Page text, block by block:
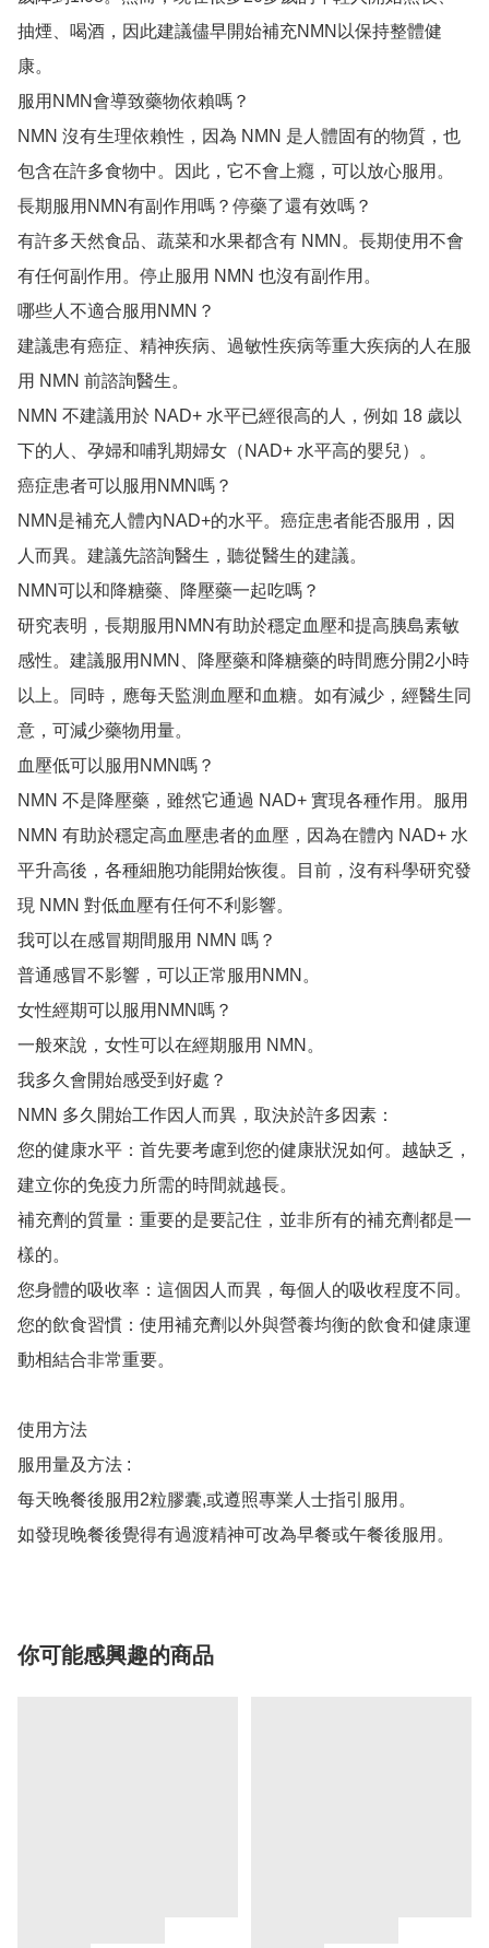
抽煙、喝酒，因此建議儘早開始補充NMN以保持整體健
康。
服用NMN會導致藥物依賴嗎？
NMN 沒有生理依賴性，因為 NMN 是人體固有的物質，也
包含在許多食物中。因此，它不會上癮，可以放心服用。
長期服用NMN有副作用嗎？停藥了還有效嗎？
有許多天然食品、蔬菜和水果都含有 NMN。長期使用不會
有任何副作用。停止服用 NMN 也沒有副作用。
哪些人不適合服用NMN？
建議患有癌症、精神疾病、過敏性疾病等重大疾病的人在服
用 NMN 前諮詢醫生。
NMN 不建議用於 NAD+ 水平已經很高的人，例如 18 歲以
下的人、孕婦和哺乳期婦女（NAD+ 水平高的嬰兒）。
癌症患者可以服用NMN嗎？
NMN是補充人體內NAD+的水平。癌症患者能否服用，因
人而異。建議先諮詢醫生，聽從醫生的建議。
NMN可以和降糖藥、降壓藥一起吃嗎？
研究表明，長期服用NMN有助於穩定血壓和提高胰島素敏
感性。建議服用NMN、降壓藥和降糖藥的時間應分開2小時
以上。同時，應每天監測血壓和血糖。如有減少，經醫生同
意，可減少藥物用量。
血壓低可以服用NMN嗎？
NMN 不是降壓藥，雖然它通過 NAD+ 實現各種作用。服用
NMN 有助於穩定高血壓患者的血壓，因為在體內 NAD+ 水
平升高後，各種細胞功能開始恢復。目前，沒有科學研究發
現 NMN 對低血壓有任何不利影響。
我可以在感冒期間服用 NMN 嗎？
普通感冒不影響，可以正常服用NMN。
女性經期可以服用NMN嗎？
一般來說，女性可以在經期服用 NMN。
我多久會開始感受到好處？
NMN 多久開始工作因人而異，取決於許多因素：
您的健康水平：首先要考慮到您的健康狀況如何。越缺乏，
建立你的免疫力所需的時間就越長。
補充劑的質量：重要的是要記住，並非所有的補充劑都是一
樣的。
您身體的吸收率：這個因人而異，每個人的吸收程度不同。
您的飲食習慣：使用補充劑以外與營養均衡的飲食和健康運
動相結合非常重要。
使用方法
服用量及方法 :
每天晚餐後服用2粒膠囊,或遵照專業人士指引服用。
如發現晚餐後覺得有過渡精神可改為早餐或午餐後服用。
你可能感興趣的商品